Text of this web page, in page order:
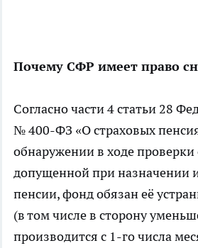
Почему СФР имеет право
Согласно части 4 статьи 28
№ 400-ФЗ «О страховых
обнаружении в ходе
допущенной при назначении
пенсии, фонд обязан её
(в томчислев сторону
производится с 1-го числа